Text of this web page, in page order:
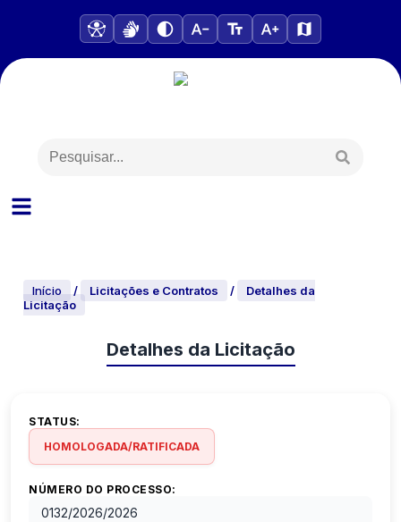
Início / Licitações e Contratos /
Detalhes da
Licitação
Detalhes da Licitação
STATUS:
HOMOLOGADA/RATIFICADA
NÚMERO DO PROCESSO:
0132/2026/2026